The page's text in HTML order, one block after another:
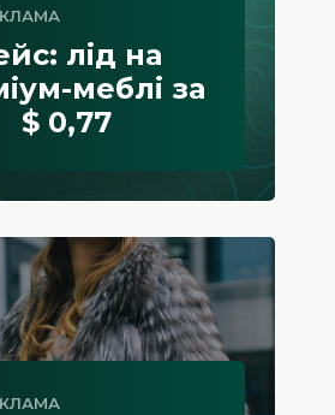
лід на
меблі за
$ 0,77